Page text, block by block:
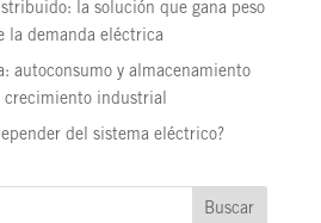
la solución que gana peso
la demanda eléctrica
autoconsumo y almacenamiento
crecimiento industrial
del sistema eléctrico?
Buscar